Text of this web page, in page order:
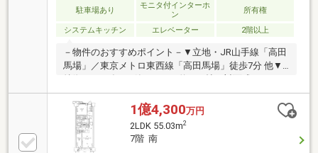
ツプチ高田馬場店 徒歩2分(約140m)■ ご希望の住まい
探しをお手伝いします ━━━━━・・・物件の詳細・
ご相談はお気軽にお問い合わせください。
駐車場あり
モニタ付インターホ
ン
所有権
システムキッチン エレベーター 2階以上
－物件のおすすめポイント－▼立地・JR山手線「高田
馬場」／東京メトロ東西線「高田馬場」徒歩7分 他▼
採用・全居室に収納を設置・約4.5帖の洋室はLDと一
体利用も可・サービススペースはWICと窓付・ゲスト
ルーム等、多彩な共用部有・ペット飼育可(犬猫2匹ま
で／細則有)▼設備・食洗機／ディスポーザー・TVモ
ニタ付インターホン▼周辺環境・マルエツ プチ高田馬
1億4,300万円
2LDK 55.03m2
7階 南